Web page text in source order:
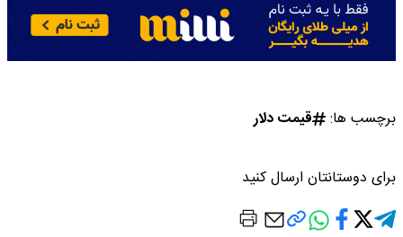
برچسب ها: قیمت دلار
برای دوستانتان ارسال کنید